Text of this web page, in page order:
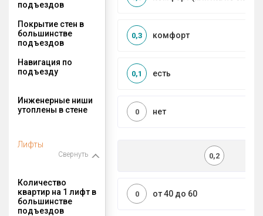
подъездов
Покрытие стен в
большинстве
подъездов
комфорт
0,3
Навигация по
подъезду
есть
0,1
Инженерные ниши
утоплены в стене
нет
0
Лифты
Свернуть 0,2
Количество
квартир на 1 лифт в
большинстве
подъездов
от 40 до 60
0